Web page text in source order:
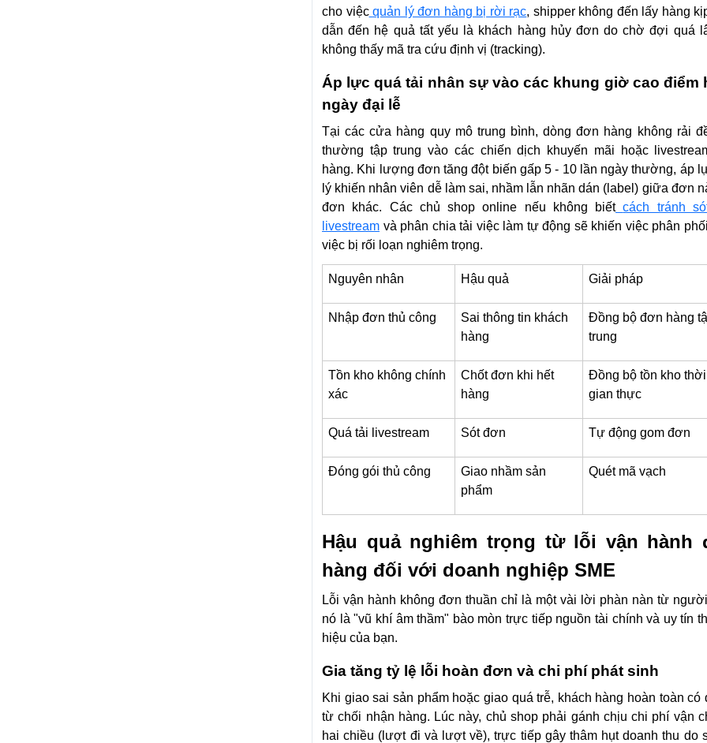
cho việc quản lý đơn hàng bị rời rạc, shipper không đến lấy hàng
dẫn đến hệ quả tất yếu là khách hàng hủy đơn do chờ đợi quá
không thấy mã tra cứu định vị (tracking).
Áp lực quá tải nhân sự vào các khung giờ cao điểm
ngày đại lễ
Tại các cửa hàng quy mô trung bình, dòng đơn hàng không rải
thường tập trung vào các chiến dịch khuyến mãi hoặc
hàng. Khi lượng đơn tăng đột biến gấp 5 - 10 lần ngày thường, áp
lý khiến nhân viên dễ làm sai, nhầm lẫn nhãn dán (label) giữa đơn
đơn khác. Các chủ shop online nếu không biết cách tránh
livestream và phân chia tải việc làm tự động sẽ khiến việc phân
việc bị rối loạn nghiêm trọng.
Nguyên nhân Hậu quả Giải pháp
Nhập đơn thủ công
Sai thông tin khách
hàng
Đồng bộ đơn hàng
trung
Tồn kho không chính
xác
Chốt đơn khi hết
hàng
Đồng bộ tồn kho thời
gian thực
Quá tải livestream Sót đơn Tự động gom đơn
Đóng gói thủ công
Giao nhầm sản
phẩm
Quét mã vạch
Hậu quả nghiêm trọng từ lỗi vận hành
hàng đối với doanh nghiệp SME
Lỗi vận hành không đơn thuần chỉ là một vài lời phàn nàn từ
nó là "vũ khí âm thầm" bào mòn trực tiếp nguồn tài chính và uy tín
hiệu của bạn.
Gia tăng tỷ lệ lỗi hoàn đơn và chi phí phát sinh
Khi giao sai sản phẩm hoặc giao quá trễ, khách hàng hoàn toàn có
từ chối nhận hàng. Lúc này, chủ shop phải gánh chịu chi phí vận
hai chiều (lượt đi và lượt về), trực tiếp gây thâm hụt doanh thu do